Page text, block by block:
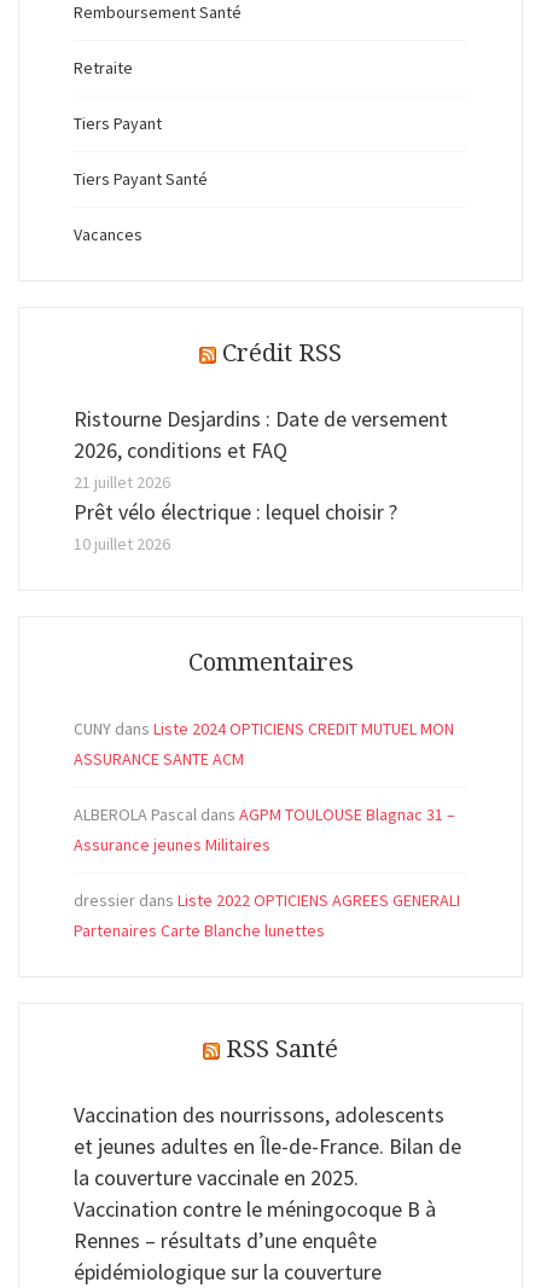
Remboursement Santé
Retraite
Tiers Payant
Tiers Payant Santé
Vacances
Crédit RSS
Ristourne Desjardins : Date de versement
2026, conditions et FAQ
21 juillet 2026
Prêt vélo électrique : lequel choisir ?
10 juillet 2026
Commentaires
CUNY dans Liste 2024 OPTICIENS CREDIT MUTUEL MON
ASSURANCE SANTE ACM
ALBEROLA Pascal dans AGPM TOULOUSE Blagnac 31 –
Assurance jeunes Militaires
dressier dans Liste 2022 OPTICIENS AGREES GENERALI
Partenaires Carte Blanche lunettes
RSS Santé
Vaccination des nourrissons, adolescents
et jeunes adultes en Île-de-France. Bilan de
la couverture vaccinale en 2025.
Vaccination contre le méningocoque B à
Rennes – résultats d’une enquête
épidémiologique sur la couverture